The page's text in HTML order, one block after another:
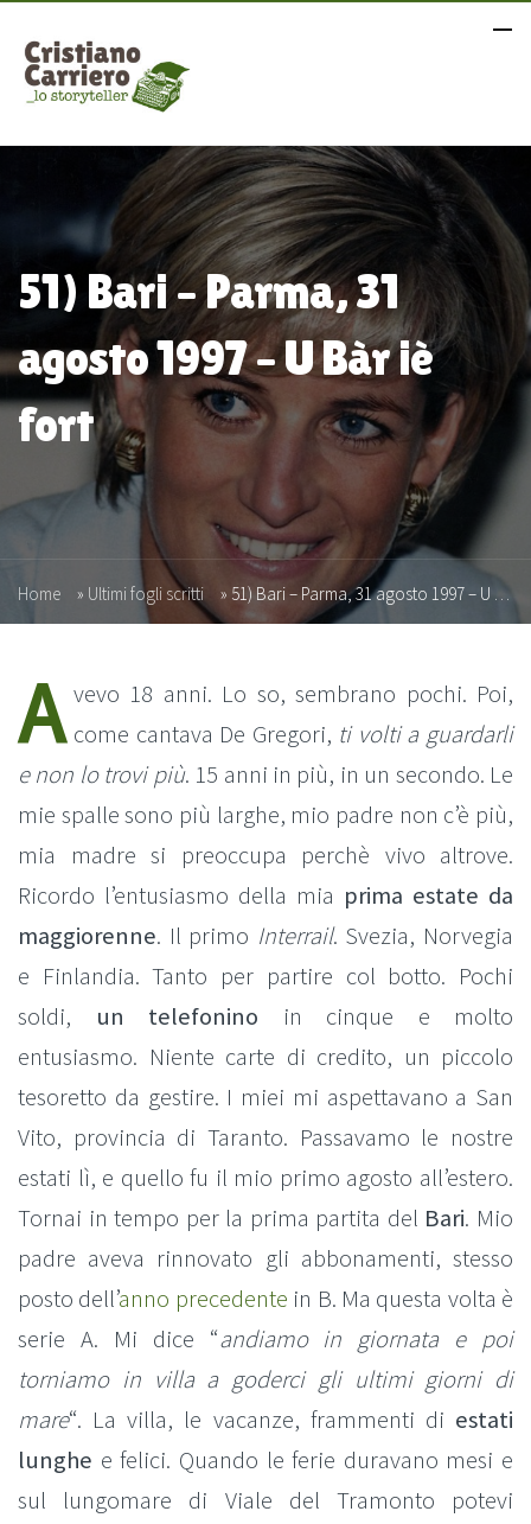
51) Bari – Parma, 31
agosto 1997 – U Bàr iè
fort
Home » Ultimi fogli scritti » 51) Bari – Parma, 31 agosto 1997 – U Bàr iè fort
A vevo 18 anni. Lo so, sembrano pochi. Poi,
come cantava De Gregori, ti volti a guardarli
e non lo trovi più. 15 anni in più, in un secondo. Le
mie spalle sono più larghe, mio padre non c’è più,
mia madre si preoccupa perchè vivo altrove.
Ricordo l’entusiasmo della mia prima estate da
maggiorenne. Il primo Interrail. Svezia, Norvegia
e Finlandia. Tanto per partire col botto. Pochi
soldi, un telefonino in cinque e molto
entusiasmo. Niente carte di credito, un piccolo
tesoretto da gestire. I miei mi aspettavano a San
Vito, provincia di Taranto. Passavamo le nostre
estati lì, e quello fu il mio primo agosto all’estero.
Tornai in tempo per la prima partita del Bari. Mio
padre aveva rinnovato gli abbonamenti, stesso
posto dell’anno precedente in B. Ma questa volta è
serie A. Mi dice “andiamo in giornata e poi
torniamo in villa a goderci gli ultimi giorni di
mare“. La villa, le vacanze, frammenti di estati
lunghe e felici. Quando le ferie duravano mesi e
sul lungomare di Viale del Tramonto potevi